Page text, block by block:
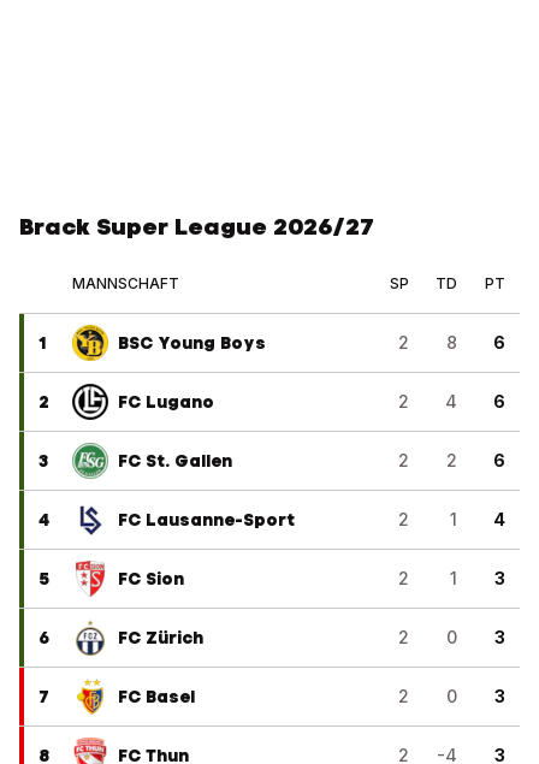
Brack Super League 2026/27
MANNSCHAFT SP TD PT
1 BSC Young Boys 2 8 6
2 FC Lugano 2 4 6
3 FC St. Gallen 2 2 6
4 FC Lausanne-Sport 2 1 4
5 FC Sion 2 1 3
6 FC Zürich 2 0 3
7 FC Basel 2 0 3
8 FC Thun 2 -4 3